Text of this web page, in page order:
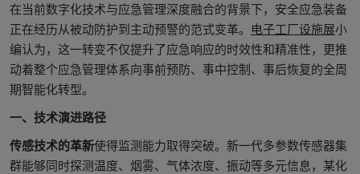
在当前数字化技术与应急管理深度融合的背景下，安全应急装备
正在经历从被动防护到主动预警的范式变革。 电子工厂设施展小
编认为，这一转变不仅提升了应急响应的时效性和精准性，更推
动着整个应急管理体系向事前预防、事中控制、事后恢复的全周
期智能化转型。
一、技术演进路径
传感技术的革新使得监测能力取得突破。新一代多参数传感器集
群能够同时探测温度、烟雾、气体浓度、振动等多元信息，某化